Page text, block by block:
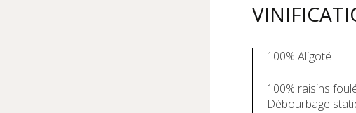
100% Aligoté
100% raisins
Débourbage